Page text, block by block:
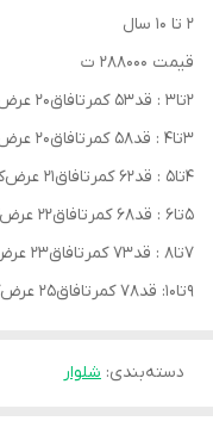
۲ تا ۱۰ سال
قیمت ۲۸۸۰۰۰ ت
۲تا۳ : قد۵۳ کمرتافاق۲۰ عرض‌کمر۲۳
۳تا۴ : قد۵۸ کمرتافاق۲۰ عرض‌کمر۲۵
۴تا۵ : قد۶۲ کمرتافاق۲۱ عرض‌کمر۲۶
۵تا۶ : قد۶۸ کمرتافاق۲۲ عرض‌کمر۲۷
۷تا۸ : قد۷۳ کمرتافاق۲۳ عرض‌کمر۲۸
۹تا۱۰: قد۷۸ کمرتافاق۲۵ عرض‌کمر۲۹
دسته‌بندی: شلوار